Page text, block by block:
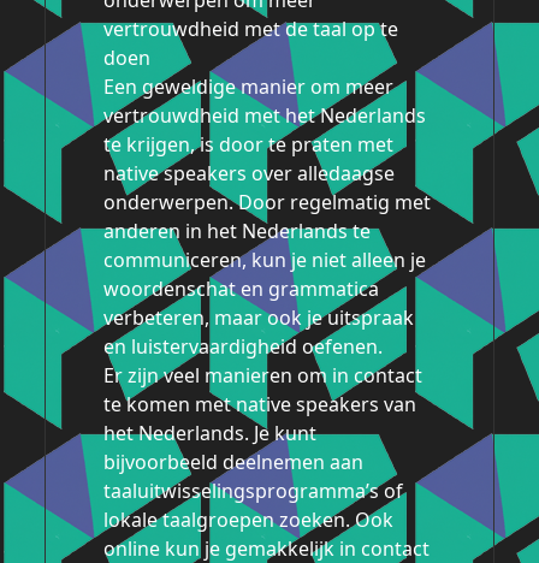
vertrouwdheid met de taal op te
doen
Een geweldige manier om meer
vertrouwdheid met het Nederlands
te krijgen, is door te praten met
native speakers over alledaagse
onderwerpen. Door regelmatig met
anderen in het Nederlands te
communiceren, kun je niet alleen je
woordenschat en grammatica
verbeteren, maar ook je uitspraak
en luistervaardigheid oefenen.
Er zijn veel manieren om in contact
te komen met native speakers van
het Nederlands. Je kunt
bijvoorbeeld deelnemen aan
taaluitwisselingsprogramma’s of
lokale taalgroepen zoeken. Ook
online kun je gemakkelijk in contact